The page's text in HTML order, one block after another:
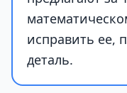
исправить ее,
деталь.